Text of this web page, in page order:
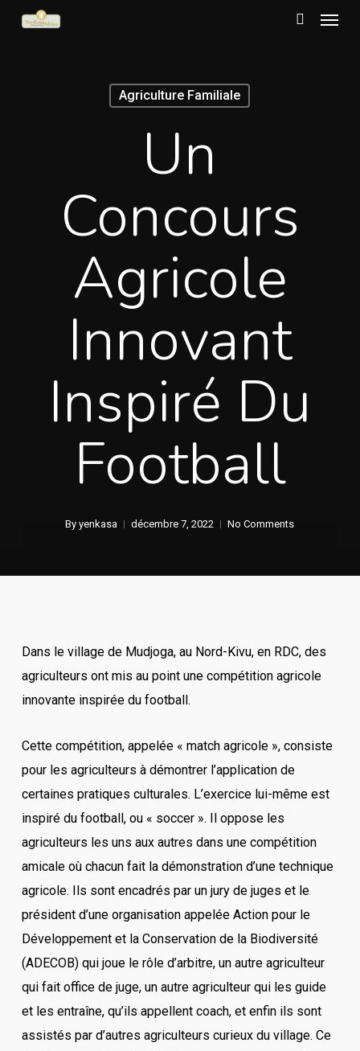
Skip
Agriculture Familiale
Un
Concours
Agricole
Innovant
Inspiré Du
Football
By yenkasa décembre 7, 2022 No Comments
Dans le village de Mudjoga, au Nord-Kivu, en RDC, des
agriculteurs ont mis au point une compétition agricole
innovante inspirée du football.
Cette compétition, appelée « match agricole », consiste
pour les agriculteurs à démontrer l’application de
certaines pratiques culturales. L’exercice lui-même est
inspiré du football, ou « soccer ». Il oppose les
agriculteurs les uns aux autres dans une compétition
amicale où chacun fait la démonstration d’une technique
agricole. Ils sont encadrés par un jury de juges et le
président d’une organisation appelée Action pour le
Développement et la Conservation de la Biodiversité
(ADECOB) qui joue le rôle d’arbitre, un autre agriculteur
qui fait office de juge, un autre agriculteur qui les guide
et les entraîne, qu’ils appellent coach, et enfin ils sont
assistés par d’autres agriculteurs curieux du village. Ce